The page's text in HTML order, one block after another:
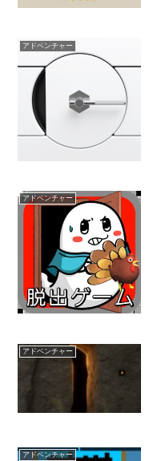
アドベンチャー
アドベンチャー
アドベンチャー
アドベンチャー